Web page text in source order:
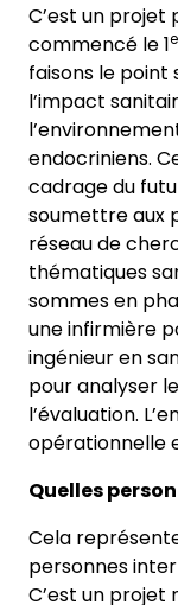
C’est un projet
commencé le 1
faisons le
l’impact
endocriniens.
cadrage du
soumettre aux
réseau de
thématiques
sommes en
une infirmière
ingénieur en
pour analyser
l’évaluation.
opérationnelle
Quelles
Cela
personnes
C’est un projet